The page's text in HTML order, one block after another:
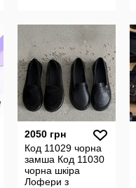
2050 грн
Код 11029 чорна
замша Код 11030
чорна шкіра
Лофери з